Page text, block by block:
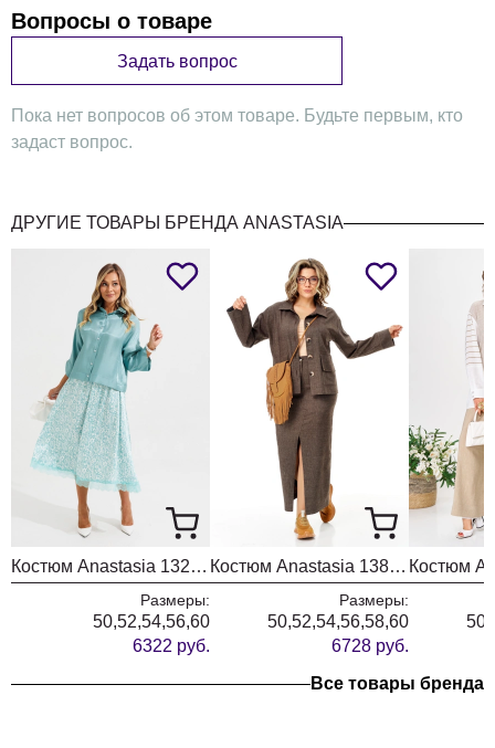
Вопросы о товаре
Задать вопрос
Пока нет вопросов об этом товаре. Будьте первым, кто
задаст вопрос.
ДРУГИЕ ТОВАРЫ БРЕНДА ANASTASIA
Костюм Anastasia 1322 бирюза
Размеры:
50,52,54,56,60
6322 руб.
Костюм Anastasia 1384 шоколад
Размеры:
50,52,54,56,58,60
6728 руб.
Все товары бренда